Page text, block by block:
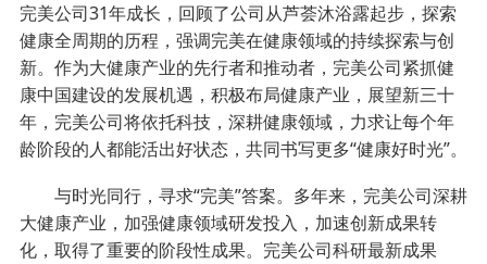
完美公司31年成长，回顾了公司从芦荟沐浴露起步，探索
健康全周期的历程，强调完美在健康领域的持续探索与创
新。作为大健康产业的先行者和推动者，完美公司紧抓健
康中国建设的发展机遇，积极布局健康产业，展望新三十
年，完美公司将依托科技，深耕健康领域，力求让每个年
龄阶段的人都能活出好状态，共同书写更多“健康好时光”。
与时光同行，寻求“完美”答案。多年来，完美公司深耕
大健康产业，加强健康领域研发投入，加速创新成果转
化，取得了重要的阶段性成果。完美公司科研最新成果